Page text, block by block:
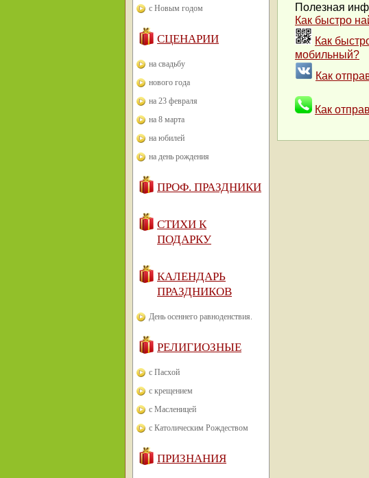
с Новым годом
СЦЕНАРИИ
на свадьбу
нового года
на 23 февраля
на 8 марта
на юбилей
на день рождения
ПРОФ. ПРАЗДНИКИ
СТИХИ К
ПОДАРКУ
КАЛЕНДАРЬ
ПРАЗДНИКОВ
День осеннего равноденствия.
РЕЛИГИОЗНЫЕ
с Пасхой
с крещением
с Масленицей
с Католическим Рождеством
ПРИЗНАНИЯ
Полезная
Как быстро
Как
мобильный?
Как
Как